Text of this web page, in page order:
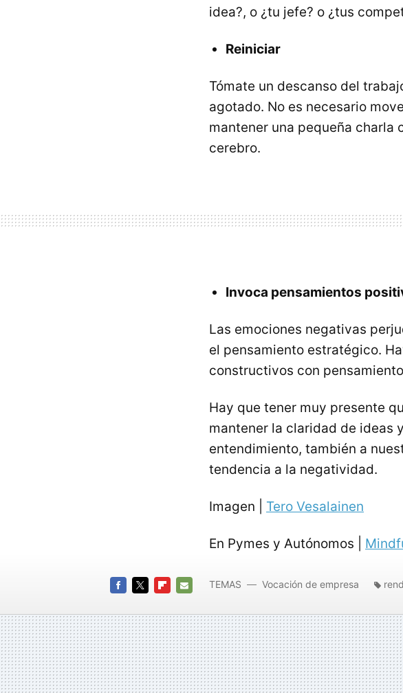
idea?, o ¿tu jefe? o ¿tus
Reiniciar
Tómate un descanso del
agotado. No es necesario
mantener una pequeña charla
cerebro.
Invoca pensamientos
Las emociones negativas
el pensamiento estratégico.
constructivos con
Hay que tener muy presente
mantener la claridad de ideas
entendimiento, también a
tendencia a la negatividad.
Imagen | Tero Vesalainen
En Pymes y Autónomos |
MAIL
TEMAS Vocación de empresa